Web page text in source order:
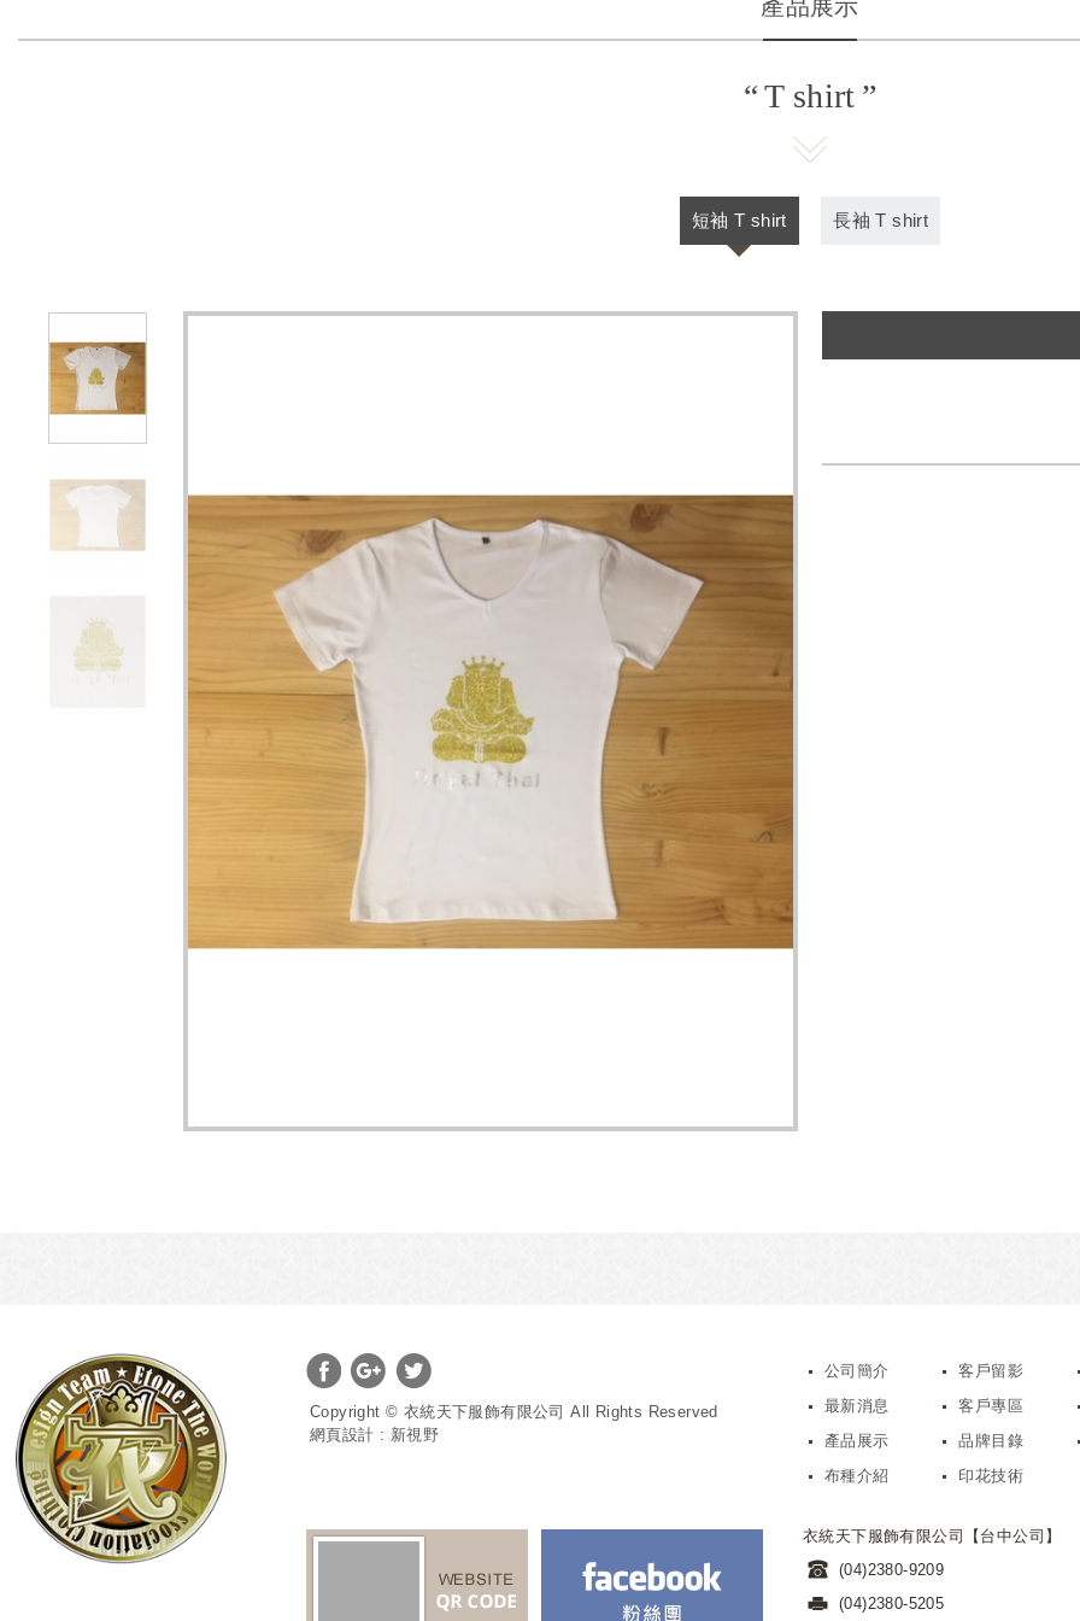
產品展示
T shirt
短袖 T shirt 長袖 T shirt
分享至Facebook
分享至Google+
分享至Twitter
Copyright © 衣統天下服飾有限公司 All Rights Reserved
網頁設計 : 新視野
公司簡介
最新消息
產品展示
布種介紹
客戶留影
客戶專區
品牌目錄
印花技術
衣統天下服飾有限公司【台中公司】
(04)2380-9209
(04)2380-5205